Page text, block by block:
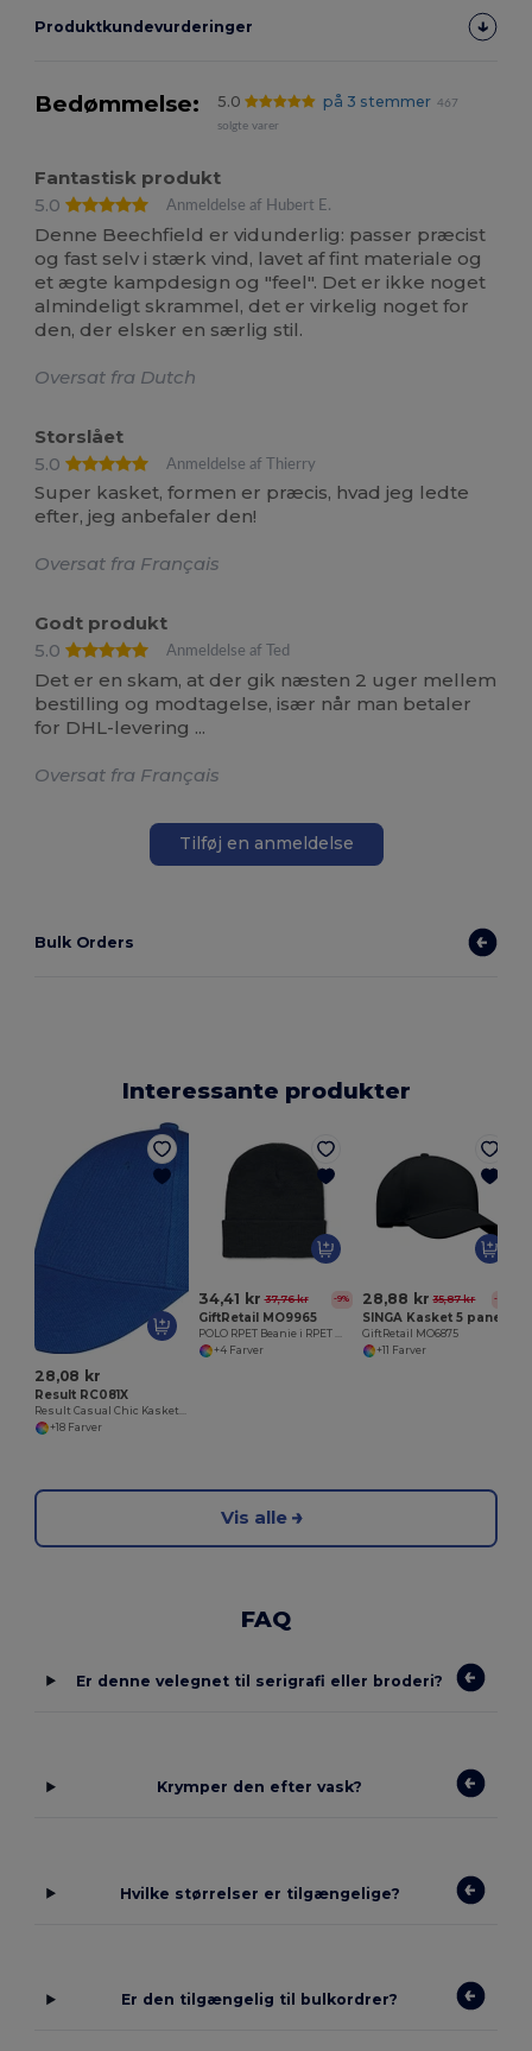
Produktkundevurderinger
Bedømmelse: 5.0 på 3 stemmer 467
solgte varer
Fantastisk produkt
5.0
Anmeldelse af Hubert E.
Denne Beechfield er vidunderlig: passer præcist
og fast selv i stærk vind, lavet af fint materiale og
et ægte kampdesign og "feel". Det er ikke noget
almindeligt skrammel, det er virkelig noget for
den, der elsker en særlig stil.
Oversat fra Dutch
Storslået
5.0
Anmeldelse af Thierry
Super kasket, formen er præcis, hvad jeg ledte
efter, jeg anbefaler den!
Oversat fra Français
Godt produkt
5.0
Anmeldelse af Ted
Det er en skam, at der gik næsten 2 uger mellem
bestilling og modtagelse, især når man betaler
for DHL-levering ...
Oversat fra Français
Tilføj en anmeldelse
Bulk Orders
Interessante produkter
28,08 kr
Result RC081X
+18 Farver
34,41 kr 37,76 kr -9%
GiftRetail MO9965
+4 Farver
28,88 kr 35,87 kr -19%
GiftRetail MO6875
+11 Farver
Vis alle
FAQ
Er denne velegnet til serigrafi eller broderi?
Krymper den efter vask?
Hvilke størrelser er tilgængelige?
Er den tilgængelig til bulkordrer?